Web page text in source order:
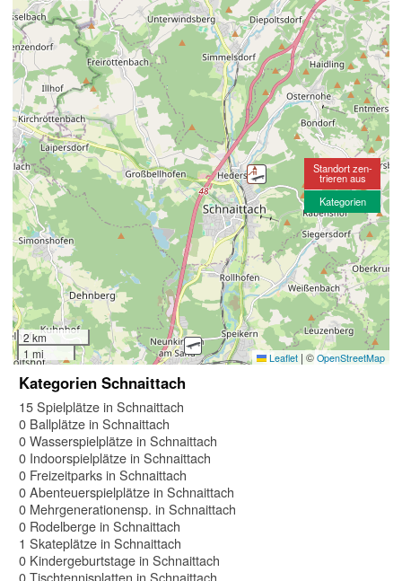
2 km
1 mi
Leaflet | © OpenStreetMap
Standort zen-
trieren aus
Kategorien
Kategorien Schnaittach
15 Spielplätze in Schnaittach
0 Ballplätze in Schnaittach
0 Wasserspielplätze in Schnaittach
0 Indoorspielplätze in Schnaittach
0 Freizeitparks in Schnaittach
0 Abenteuerspielplätze in Schnaittach
0 Mehrgenerationensp. in Schnaittach
0 Rodelberge in Schnaittach
1 Skateplätze in Schnaittach
0 Kindergeburtstage in Schnaittach
0 Tischtennisplatten in Schnaittach